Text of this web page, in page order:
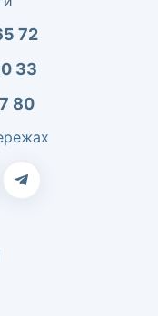
72
33
80